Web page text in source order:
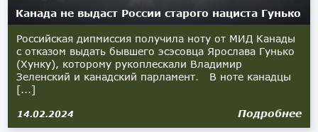
Канада не выдаст России старого нациста Гунько
Российская дипмиссия получила ноту от МИД Канады
с отказом выдать бывшего эсэсовца Ярослава Гунько
(Хунку), которому рукоплескали Владимир
Зеленский и канадский парламент. В ноте канадцы
[...]
14.02.2024 Подробнее